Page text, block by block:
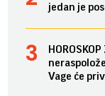
jedan je
Vage će